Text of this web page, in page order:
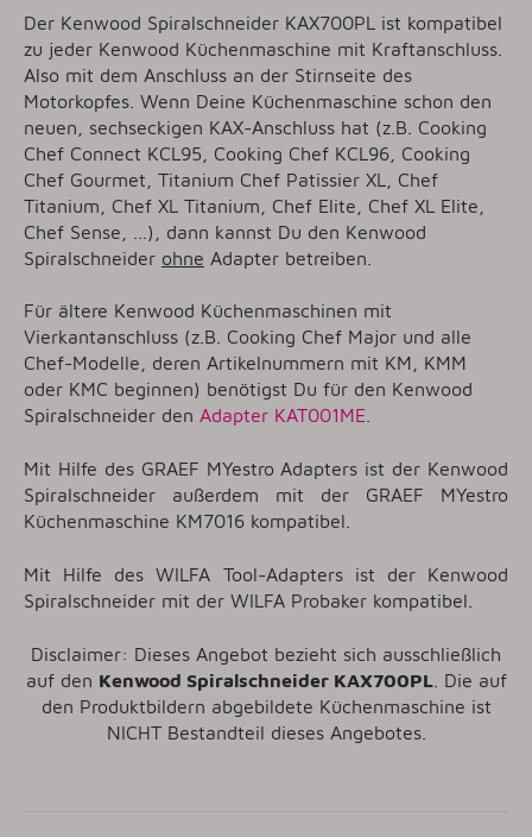
Der Kenwood Spiralschneider KAX700PL ist kompatibel
zu jeder Kenwood Küchenmaschine mit Kraftanschluss.
Also mit dem Anschluss an der Stirnseite des
Motorkopfes. Wenn Deine Küchenmaschine schon den
neuen, sechseckigen KAX-Anschluss hat (z.B. Cooking
Chef Connect KCL95, Cooking Chef KCL96, Cooking
Chef Gourmet, Titanium Chef Patissier XL, Chef
Titanium, Chef XL Titanium, Chef Elite, Chef XL Elite,
Chef Sense, ...), dann kannst Du den Kenwood
Spiralschneider ohne Adapter betreiben.
Für ältere Kenwood Küchenmaschinen mit
Vierkantanschluss (z.B. Cooking Chef Major und alle
Chef-Modelle, deren Artikelnummern mit KM, KMM
oder KMC beginnen) benötigst Du für den Kenwood
Spiralschneider den Adapter KAT001ME
Mit Hilfe des GRAEF MYestro Adapters ist der Kenwood
Spiralschneider außerdem mit der GRAEF MYestro
Küchenmaschine KM7016 kompatibel.
Mit Hilfe des WILFA Tool-Adapters ist der Kenwood
Spiralschneider mit der WILFA Probaker kompatibel.
Disclaimer: Dieses Angebot bezieht sich ausschließlich
auf den Kenwood Spiralschneider KAX700PL. Die auf
den Produktbildern abgebildete Küchenmaschine ist
NICHT Bestandteil dieses Angebotes.